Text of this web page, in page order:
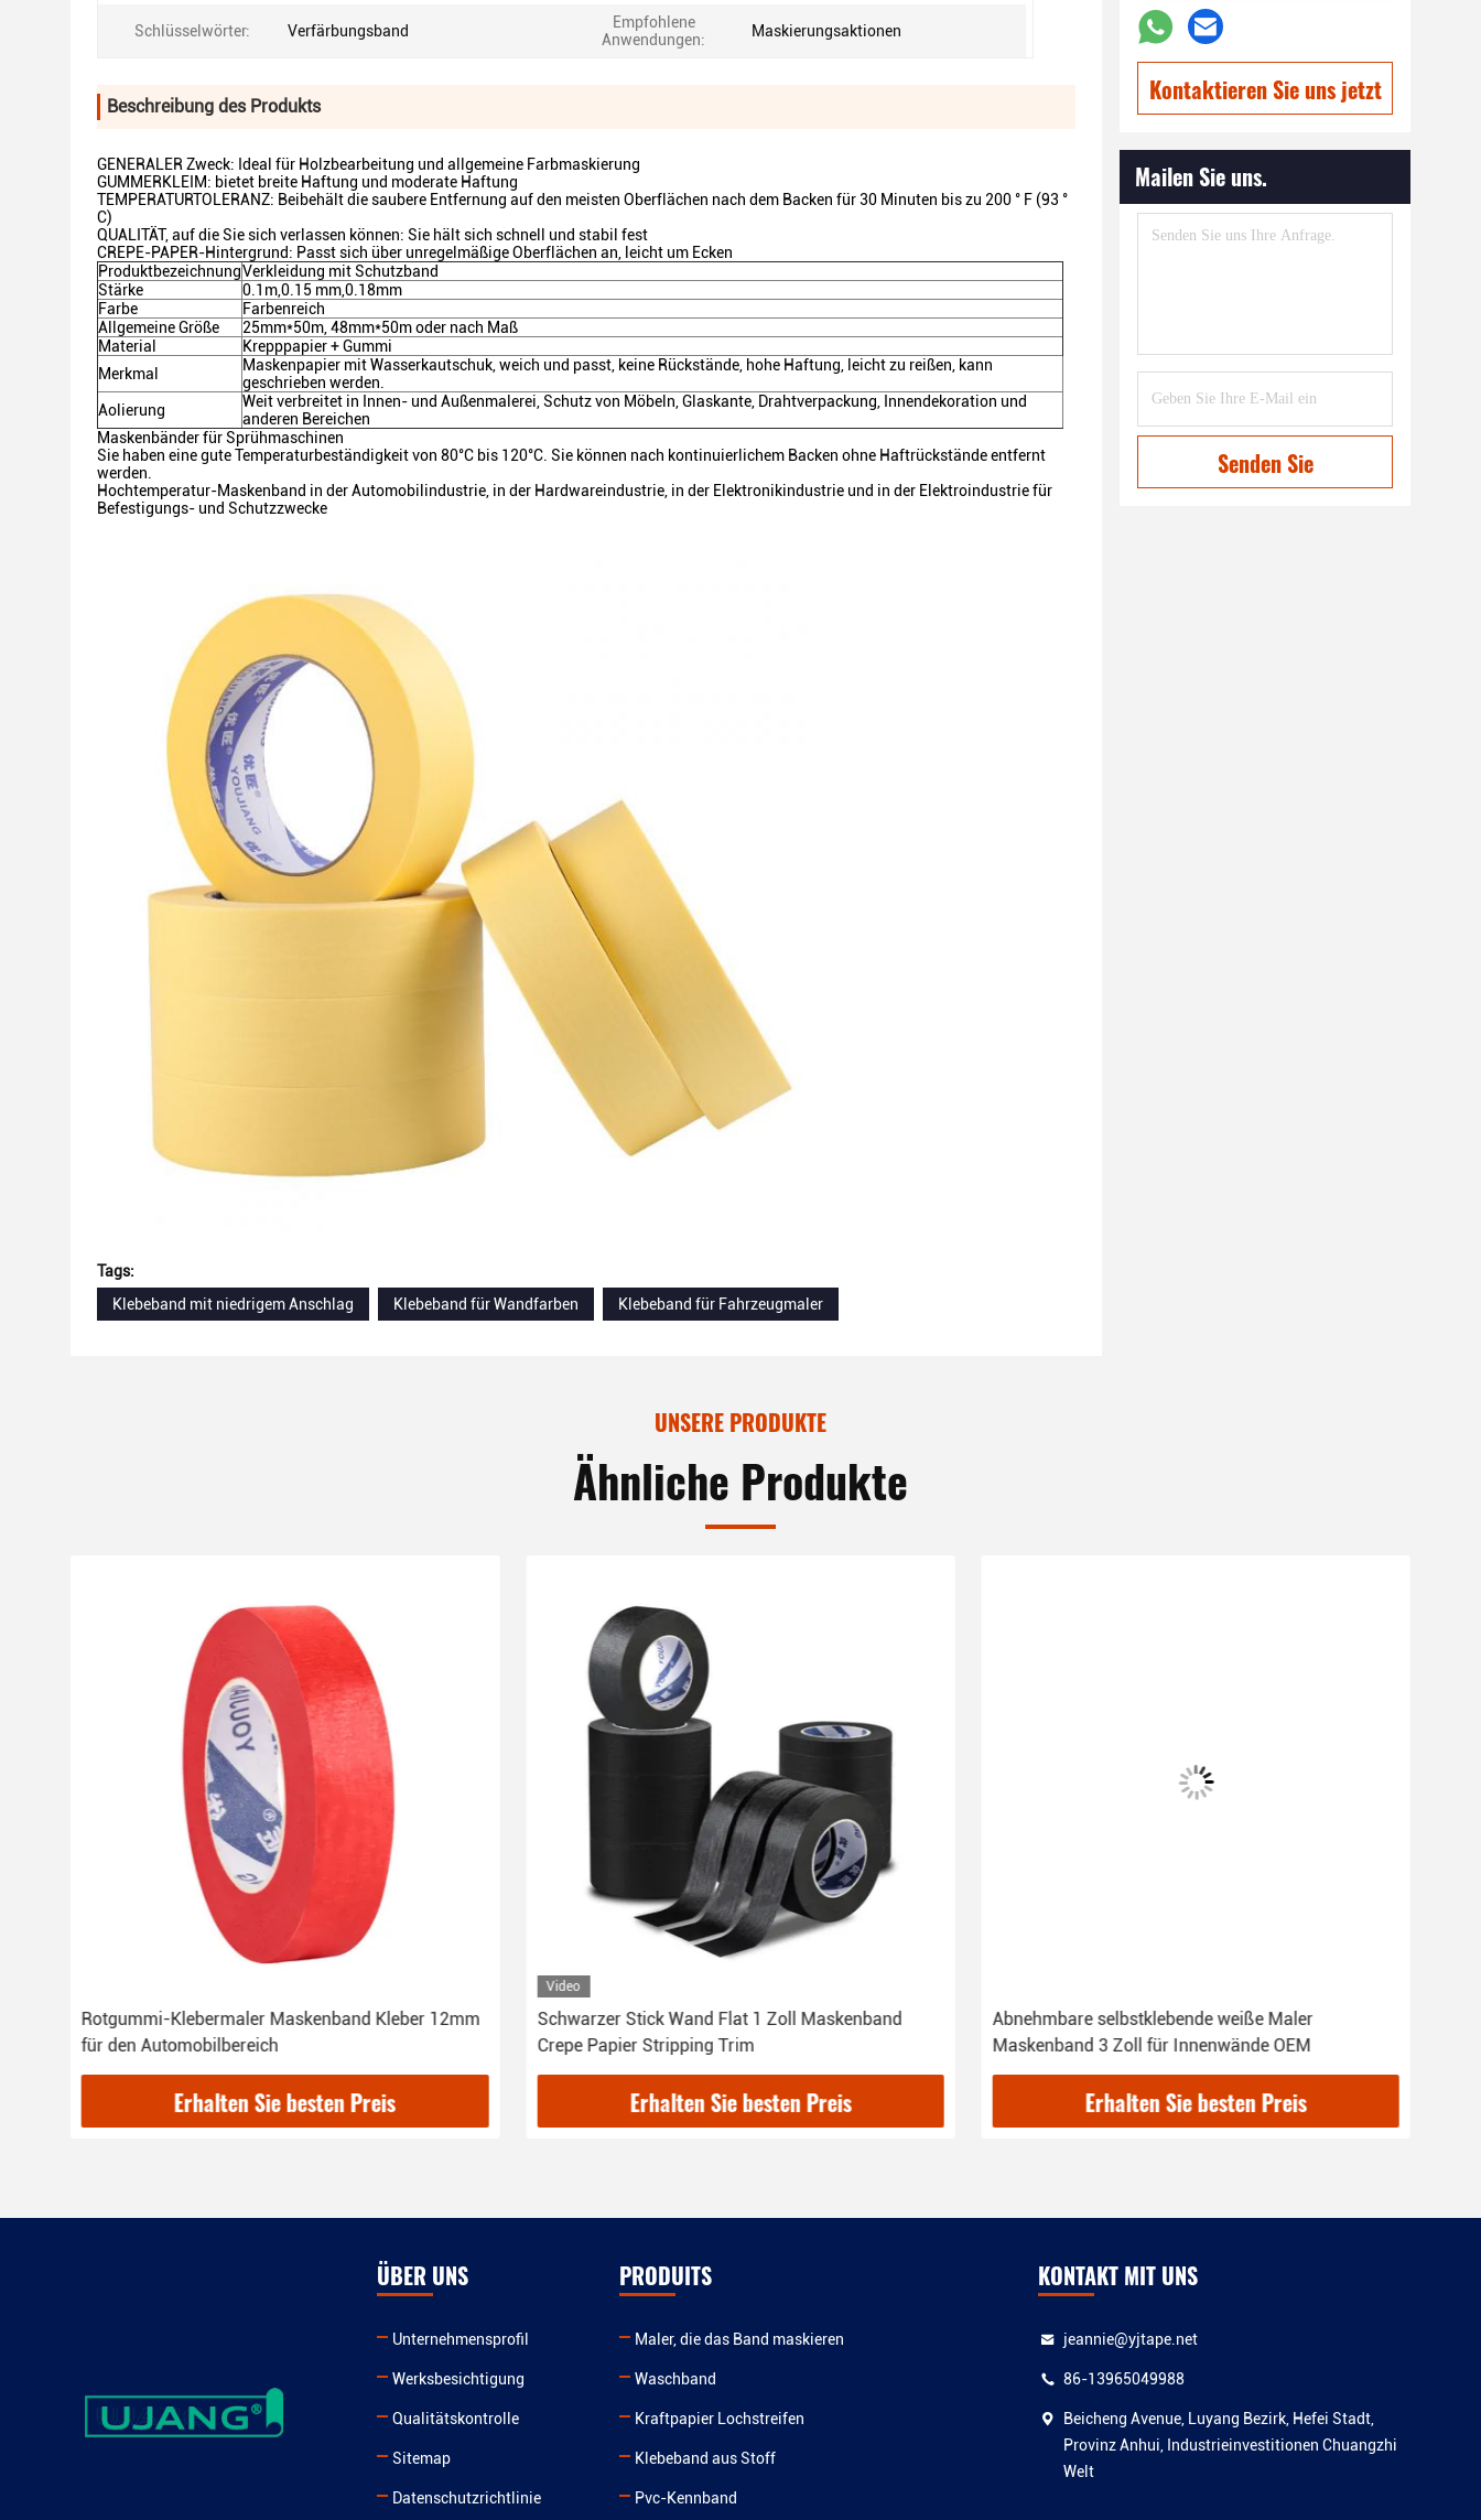
Schlüsselwörter: Verfärbungsband
Empfohlene
Anwendungen:
Maskierungsaktionen
Beschreibung des Produkts
GENERALER Zweck: Ideal für Holzbearbeitung und allgemeine Farbmaskierung
GUMMERKLEIM: bietet breite Haftung und moderate Haftung
TEMPERATURTOLERANZ: Beibehält die saubere Entfernung auf den meisten Oberflächen nach dem Backen für 30 Minuten bis zu 200 ° F (93 °
C)
QUALITÄT, auf die Sie sich verlassen können: Sie hält sich schnell und stabil fest
CREPE-PAPER-Hintergrund: Passt sich über unregelmäßige Oberflächen an, leicht um Ecken
ProduktbezeichnungVerkleidung mit Schutzband
Stärke
0.1m,0.15 mm,0.18mm
Farbe
Farbenreich
Allgemeine Größe
25mm*50m, 48mm*50m oder nach Maß
Material
Krepppapier + Gummi
Merkmal
Maskenpapier mit Wasserkautschuk, weich und passt, keine Rückstände, hohe Haftung, leicht zu reißen, kann
geschrieben werden.
Aolierung
Weit verbreitet in Innen- und Außenmalerei, Schutz von Möbeln, Glaskante, Drahtverpackung, Innendekoration und
anderen Bereichen
Maskenbänder für Sprühmaschinen
Sie haben eine gute Temperaturbeständigkeit von 80°C bis 120°C. Sie können nach kontinuierlichem Backen ohne Haftrückstände entfernt
werden.
Hochtemperatur-Maskenband in der Automobilindustrie, in der Hardwareindustrie, in der Elektronikindustrie und in der Elektroindustrie für
Befestigungs- und Schutzzwecke
Tags:
Klebeband mit niedrigem Anschlag
Klebeband für Wandfarben Klebeband für Fahrzeugmaler
Kontaktieren Sie uns jetzt
Mailen Sie uns.
Senden Sie
UNSERE PRODUKTE
Ähnliche Produkte
Rotgummi-Klebermaler Maskenband Kleber 12mm
für den Automobilbereich
Erhalten Sie besten Preis
Video
Schwarzer Stick Wand Flat 1 Zoll Maskenband
Crepe Papier Stripping Trim
Erhalten Sie besten Preis
Abnehmbare selbstklebende weiße Maler
Maskenband 3 Zoll für Innenwände OEM
Erhalten Sie besten Preis
ÜBER UNS
Unternehmensprofil
Werksbesichtigung
Qualitätskontrolle
Sitemap
Datenschutzrichtlinie
PRODUITS
Maler, die das Band maskieren
Waschband
Kraftpapier Lochstreifen
Klebeband aus Stoff
Pvc-Kennband
KONTAKT MIT UNS
jeannie@yjtape.net
86-13965049988
Beicheng Avenue, Luyang Bezirk, Hefei Stadt,
Provinz Anhui, Industrieinvestitionen Chuangzhi
Welt